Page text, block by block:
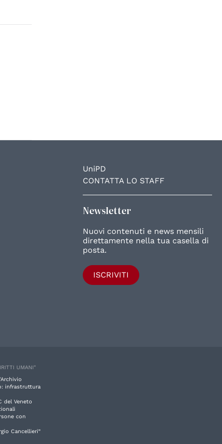
UniPD
CONTATTA LO STAFF
Newsletter
Nuovi contenuti e news mensili
direttamente nella tua casella di
posta.
ISCRIVITI
UMANI"
infrastruttura
del Veneto
con
Cancellieri”